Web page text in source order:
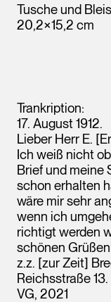
Tusche und
20,2×15,2 cm
Trankription:
17. August 1912.
Lieber Herr E.
Ich weiß nicht
Brief und meine
schon erhalten
wäre mir sehr
wenn ich
richtigt werden
schönen
z.z. [zur Zeit]
Reichsstraße 13.
VG, 2021